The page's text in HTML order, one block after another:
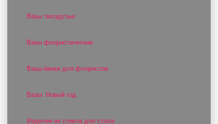
Вазы тиходутые
Вазы флористические
Вазы-банки для флористов
Вазы: Новый год
Изделия из стекла для стола